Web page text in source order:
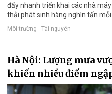
đẩy nhanh triển khai các nhà
thải phát sinh hàng nghìn tấn mỗi
Môi trường - Tài nguyên
Hà Nội: Lượng mưa
khiến nhiều điểm